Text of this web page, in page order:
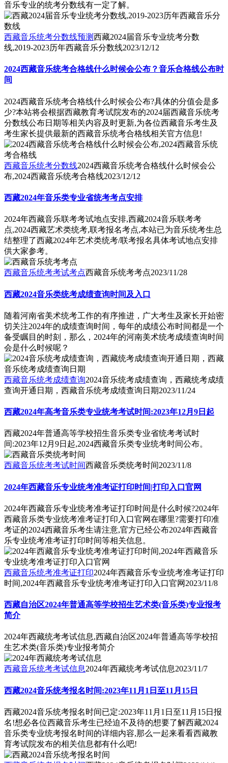
音乐专业的统考分数线有一定了解。
西藏音乐统考分数线预测西藏2024届音乐专业统考分数
线,2019-2023历年西藏音乐分数线2023/12/12
2024西藏音乐统考合格线什么时候会公布？音乐合格线公布时
间
2024西藏音乐统考合格线什么时候会公布?具体的分值会是多
少?本站将会根据西藏教育考试院发布的2024届西藏音乐统考
分数线公布日期等相关内容及时更新,为各位西藏音乐考生及
考生家长提供最新的西藏音乐统考合格线相关官方信息!
西藏音乐统考分数线2024西藏音乐统考合格线什么时候会公
布,2024西藏音乐统考合格线2023/12/12
西藏2024年音乐类专业省统考考点安排
2024年西藏音乐联考考试地点安排,西藏2024音乐联考考
点,2024西藏艺术类统考,联考报名考点,本站已为音乐统考生总
结整理了西藏2024年艺术类统考/联考报名具体考试地点安排
供大家参考。
西藏音乐统考考试考点西藏音乐统考考点2023/11/28
西藏2024音乐类统考成绩查询时间及入口
随着河南省美术统考工作的有序推进，广大考生及家长开始密
切关注2024年的成绩查询时间，每年的成绩公布时间都是一个
备受瞩目的时刻，那么，2024年的河南美术统考成绩查询时间
会是什么时候呢？
西藏音乐统考成绩查询2024音乐统考成绩查询，西藏统考成绩
查询开通日期，西藏音乐统考成绩查询日期2023/11/24
西藏2024年高考音乐类专业统考考试时间:2023年12月9日起
西藏2024年普通高等学校招生音乐类专业省统考考试时
间:2023年12月9日起,2024西藏音乐类专业统考时间公布。
西藏音乐统考考试时间西藏音乐类统考时间2023/11/8
2024年西藏音乐专业统考准考证打印时间|打印入口官网
2024年西藏音乐专业统考准考证打印时间是什么时候?2024年
西藏音乐类专业统考准考证打印入口官网在哪里?需要打印准
考证的2024西藏音乐考生请注意,官方已经公布2024年西藏音
乐专业统考准考证打印时间等相关信息。
西藏音乐统考准考证打印2024年西藏音乐专业统考准考证打印
时间,2024年西藏音乐专业统考准考证打印入口官网 2023/11/8
西藏自治区2024年普通高等学校招生艺术类(音乐类)专业报考
简介
2024年西藏统考考试信息,西藏自治区2024年普通高等学校招
生艺术类(音乐类)专业报考简介
西藏音乐统考考试信息2024年西藏统考考试信息2023/11/7
西藏2024音乐统考报名时间:2023年11月1日至11月15日
西藏2024音乐统考报名时间已定:2023年11月1日至11月15日报
名!想必各位西藏音乐考生已经迫不及待的想要了解西藏2024
音乐类专业统考报名时间的详细内容,那么一起来看看西藏教
育考试院发布的相关信息都有什么吧!